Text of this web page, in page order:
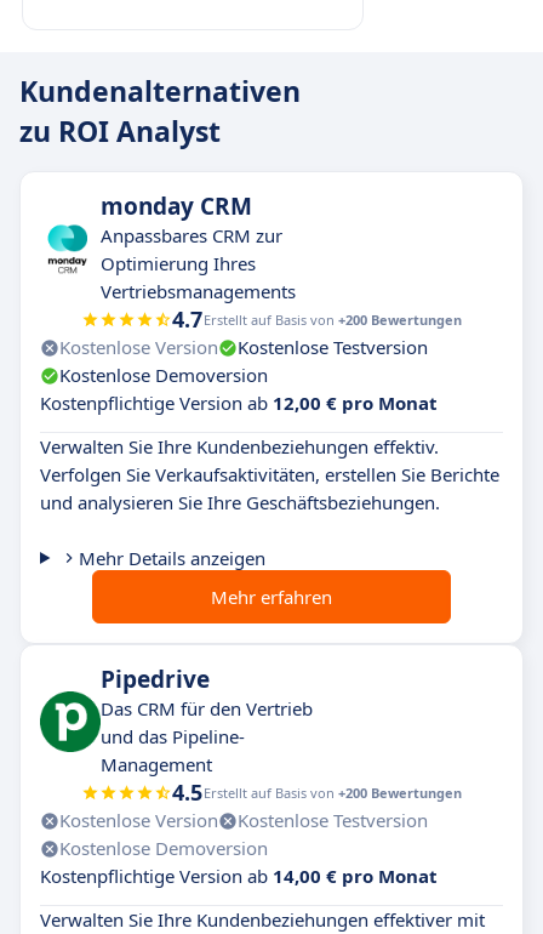
Kundenalternativen
zu ROI Analyst
monday CRM
Anpassbares CRM zur
Optimierung Ihres
Vertriebsmanagements
4.7Erstellt auf Basis von +200 Bewertungen
Kostenlose Version
Kostenlose Testversion
Kostenlose Demoversion
Kostenpflichtige Version ab 12,00 € pro Monat
Verwalten Sie Ihre Kundenbeziehungen effektiv.
Verfolgen Sie Verkaufsaktivitäten, erstellen Sie Berichte
und analysieren Sie Ihre Geschäftsbeziehungen.
Mehr Details anzeigen
Mehr erfahren
Pipedrive
Das CRM für den Vertrieb
und das Pipeline-
Management
4.5Erstellt auf Basis von +200 Bewertungen
Kostenlose Version
Kostenlose Testversion
Kostenlose Demoversion
Kostenpflichtige Version ab 14,00 € pro Monat
Verwalten Sie Ihre Kundenbeziehungen effektiver mit